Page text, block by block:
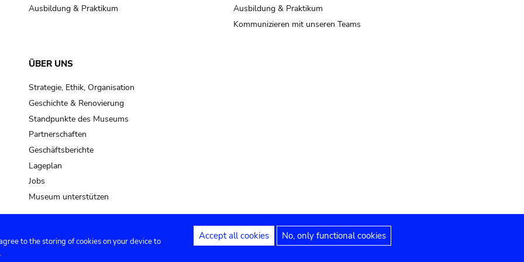
Ausbildung & Praktikum
Ausbildung & Praktikum
Kommunizieren mit unseren Teams
ÜBER UNS
Strategie, Ethik, Organisation
Geschichte & Renovierung
Standpunkte des Museums
Partnerschaften
Geschäftsberichte
Lageplan
Jobs
Museum unterstützen
Privacy settings Rechtliche Hinweise Erklärung zur Barrierefreiheit
to the storing of cookies on your device to
Accept all cookies No, only functional cookies